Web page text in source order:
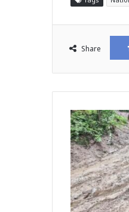
Share